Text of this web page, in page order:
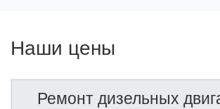
Наши цены
Ремонт дизельных